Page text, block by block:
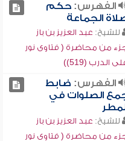
الفهرس:حكم
الجماعة
للشيخ: عبد العزيز بن باز
من محاضرة ( فتاوى نور
الدرب (519))
الفهرس: ضابط
الصلوات في
للشيخ: عبد العزيز بن باز
من محاضرة ( فتاوى نور